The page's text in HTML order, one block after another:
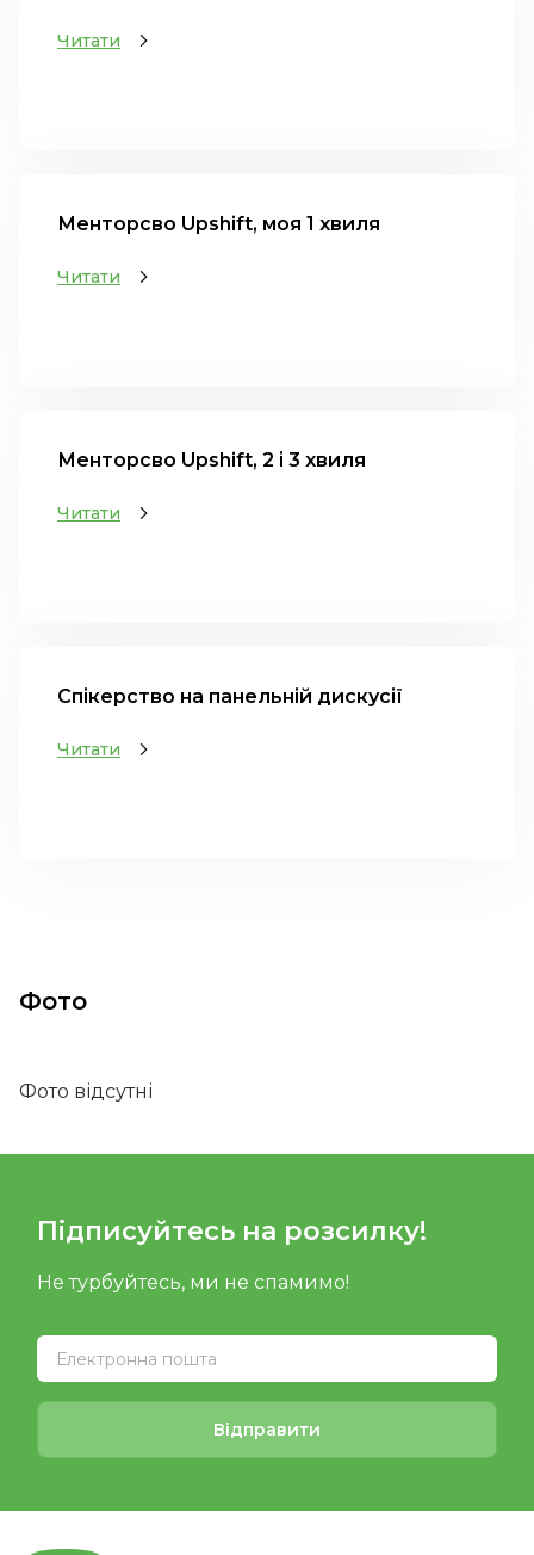
Читати
Менторсво Upshift, моя 1 хвиля
Читати
Менторсво Upshift, 2 і 3 хвиля
Читати
Спікерство на панельній дискусії
Читати
Фото
Фото відсутні
Підписуйтесь на розсилку!
Не турбуйтесь, ми не спамимо!
Відправити